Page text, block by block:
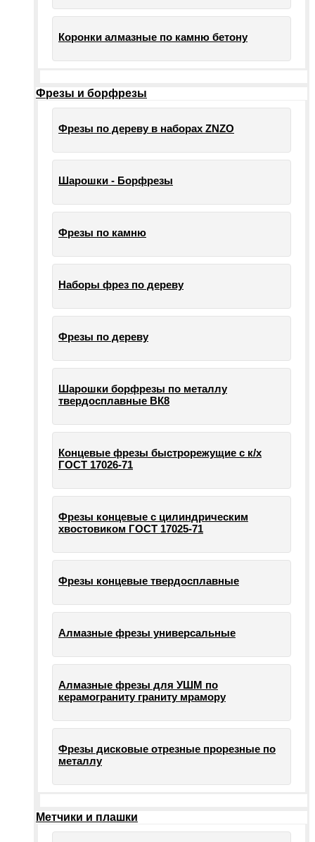
Коронки алмазные по камню бетону
Фрезы и борфрезы
Фрезы по дереву в наборах ZNZO
Шарошки - Борфрезы
Фрезы по камню
Наборы фрез по дереву
Фрезы по дереву
Шарошки борфрезы по металлу
твердосплавные ВК8
Концевые фрезы быстрорежущие с к/х
ГОСТ 17026-71
Фрезы концевые с цилиндрическим
хвостовиком ГОСТ 17025-71
Фрезы концевые твердосплавные
Алмазные фрезы универсальные
Алмазные фрезы для УШМ по
керамограниту граниту мрамору
Фрезы дисковые отрезные прорезные по
металлу
Метчики и плашки